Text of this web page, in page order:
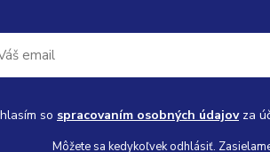
so spracovaním osobných údajovza
Môžete sa kedykoľvek odhlásiť.